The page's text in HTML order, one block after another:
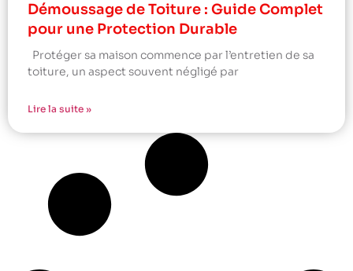
Démoussage de Toiture : Guide Complet
pour une Protection Durable
Protéger sa maison commence par l’entretien de sa
toiture, un aspect souvent négligé par
Lire la suite »